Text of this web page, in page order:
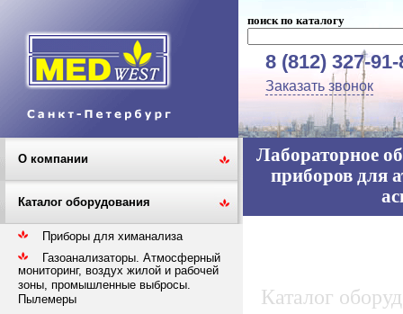
поиск по каталогу
8 (812) 327-91-
Заказать звонок
О компании
Каталог оборудования
Приборы для химанализа
Газоанализаторы. Атмосферный
мониторинг, воздух жилой и рабочей
зоны, промышленные выбросы.
Пылемеры
Лабораторное
приборов для
Каталог